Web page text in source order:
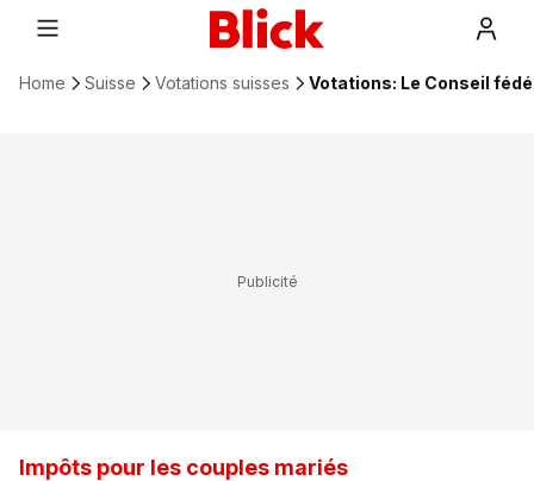
Home Suisse Votations suisses Votations: Le Conseil
Impôts pour les couples mariés